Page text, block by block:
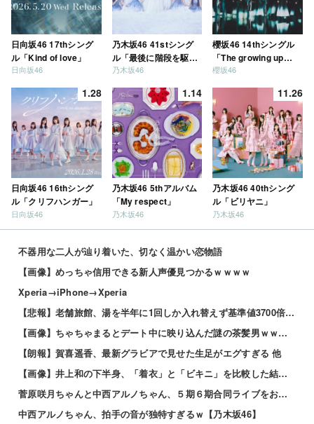
日向坂46 17thシング
ル「Kind of love」
日向坂46
乃木坂46 41stシング
ル「最後に階段を駆け
上がったのはいつ
乃木坂46
櫻坂46 14thシングル
「The growing up
train」
櫻坂46
1.28
日向坂46 16thシング
ル「クリフハンガー」
日向坂46
1.14
乃木坂46 5thアルバム
「My respect」
乃木坂46
11.26
乃木坂46 40thシング
ル「ビリヤニ」
乃木坂46
不器用な二人が辿り着いた、切なく温かい恋物語
【画像】めっちゃ信用できる新人声優見つかるｗｗｗｗ
Xperia→iPhone→Xperia
【悲報】老舗旅館、湯を半年に1回しか入れ替えず基準値3700倍のレジオネラ菌増殖…その理由がこれｗｗ...
【画像】ちゃちゃまるとデート中に映り込んだ謎の茶髪男ｗｗｗｗｗ 他
【朗報】賀喜遥香、最新グラビアで見せた生足がエグすぎる 他
【画像】井上和の下半身、「着衣」と「ビキニ」を比較した結果wwwwww
菅原咲月ちゃんと中西アルノちゃん、５期６期合同ライブをおねだり！！！【乃木坂46】
中西アルノちゃん、拍手の音が独特すぎるｗ【乃木坂46】